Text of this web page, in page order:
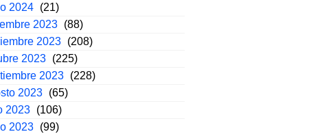
2024 (21)
2023 (88)
2023 (208)
2023 (225)
2023 (228)
2023 (65)
2023 (106)
2023 (99)